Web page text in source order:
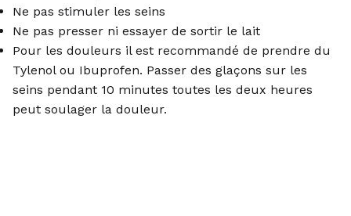
Ne pas stimuler les seins
Ne pas presser ni essayer de sortir le lait
Pour les douleurs il est recommandé de prendre du
Tylenol ou Ibuprofen. Passer des glaçons sur les
seins pendant 10 minutes toutes les deux heures
peut soulager la douleur.